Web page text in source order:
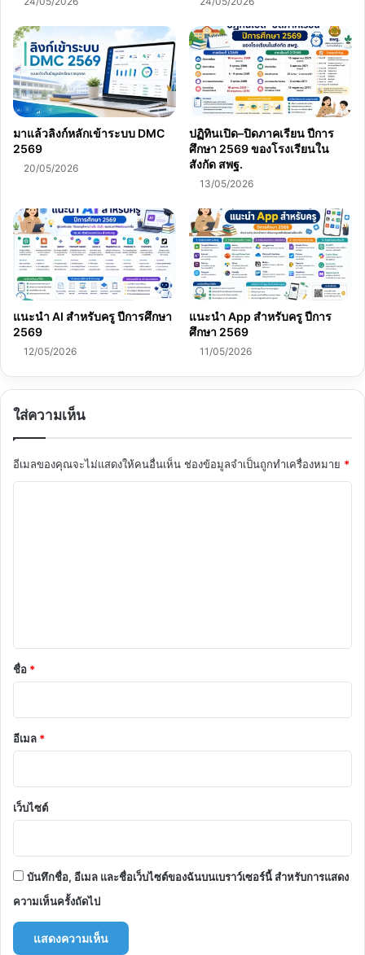
มาแล้วลิงก์หลักเข้าระบบ DMC
2569
20/05/2026
ปฏิทินเปิด–ปิดภาคเรียน ปีการ
ศึกษา 2569 ของโรงเรียนใน
สังกัด สพฐ.
13/05/2026
แนะนำ AI สำหรับครู ปีการศึกษา
2569
12/05/2026
แนะนำ App สำหรับครู ปีการ
ศึกษา 2569
11/05/2026
ใส่ความเห็น
อีเมลของคุณจะไม่แสดงให้คนอื่นเห็น ช่องข้อมูลจำเป็นถูกทำเครื่องหมาย *
*
ชื่อ *
อีเมล *
เว็บไซต์
บันทึกชื่อ, อีเมล และชื่อเว็บไซต์ของฉันบนเบราว์เซอร์นี้ สำหรับการแสดง
ความเห็นครั้งถัดไป